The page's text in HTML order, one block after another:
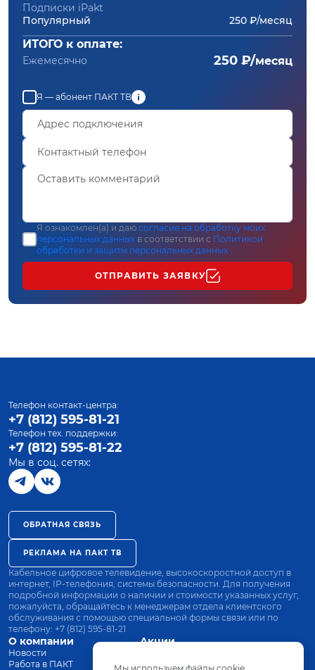
Подписки iPakt
Популярный
250 ₽/месяц
ИТОГО к оплате:
Ежемесячно 250 ₽/месяц
Я — абонент ПАКТ ТВ
Я ознакомлен(а) и даю согласие на обработку моих
персональных данных в соответствии с Политикой
обработки и защиты персональных данных
ОТПРАВИТЬ ЗАЯВКУ
О компании
Новости
Работа в ПАКТ
Акции
Оплата
Телефон контакт-центра:
+7 (812) 595-81-21
Телефон тех. поддержки:
+7 (812) 595-81-22
Мы в соц. сетях:
ОБРАТНАЯ СВЯЗЬ
РЕКЛАМА НА ПАКТ ТВ
Кабельное цифровое телевидение, высокоскоростной доступ в
интернет, IP-телефония, системы безопасности. Для получения
подробной информации о наличии и стоимости указанных услуг,
пожалуйста, обращайтесь к менеджерам отдела клиентского
обслуживания с помощью специальной формы связи или по
телефону: +7 (812) 595-81-21